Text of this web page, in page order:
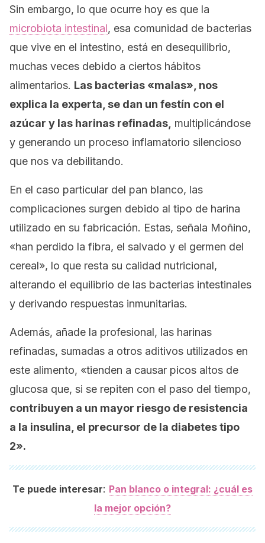
Sin embargo, lo que ocurre hoy es que la
microbiota intestinal, esa comunidad de bacterias
que vive en el intestino, está en desequilibrio,
muchas veces debido a ciertos hábitos
alimentarios. Las bacterias «malas», nos
explica la experta, se dan un festín con el
azúcar y las harinas refinadas, multiplicándose
y generando un proceso inflamatorio silencioso
que nos va debilitando.
En el caso particular del pan blanco, las
complicaciones surgen debido al tipo de harina
utilizado en su fabricación. Estas, señala Moñino,
«han perdido la fibra, el salvado y el germen del
cereal», lo que resta su calidad nutricional,
alterando el equilibrio de las bacterias intestinales
y derivando respuestas inmunitarias.
Además, añade la profesional, las harinas
refinadas, sumadas a otros aditivos utilizados en
este alimento, «tienden a causar picos altos de
glucosa que, si se repiten con el paso del tiempo,
contribuyen a un mayor riesgo de resistencia
a la insulina, el precursor de la diabetes tipo
2».
Te puede interesar: Pan blanco o integral: ¿cuál es
la mejor opción?